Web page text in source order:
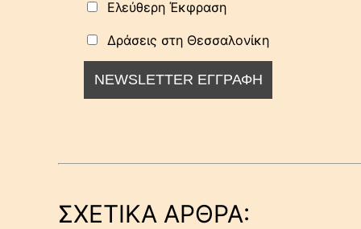
Ελεύθερη Έκφραση
Δράσεις στη Θεσσαλονίκη
ΣΧΕΤΙΚΑ ΑΡΘΡΑ: